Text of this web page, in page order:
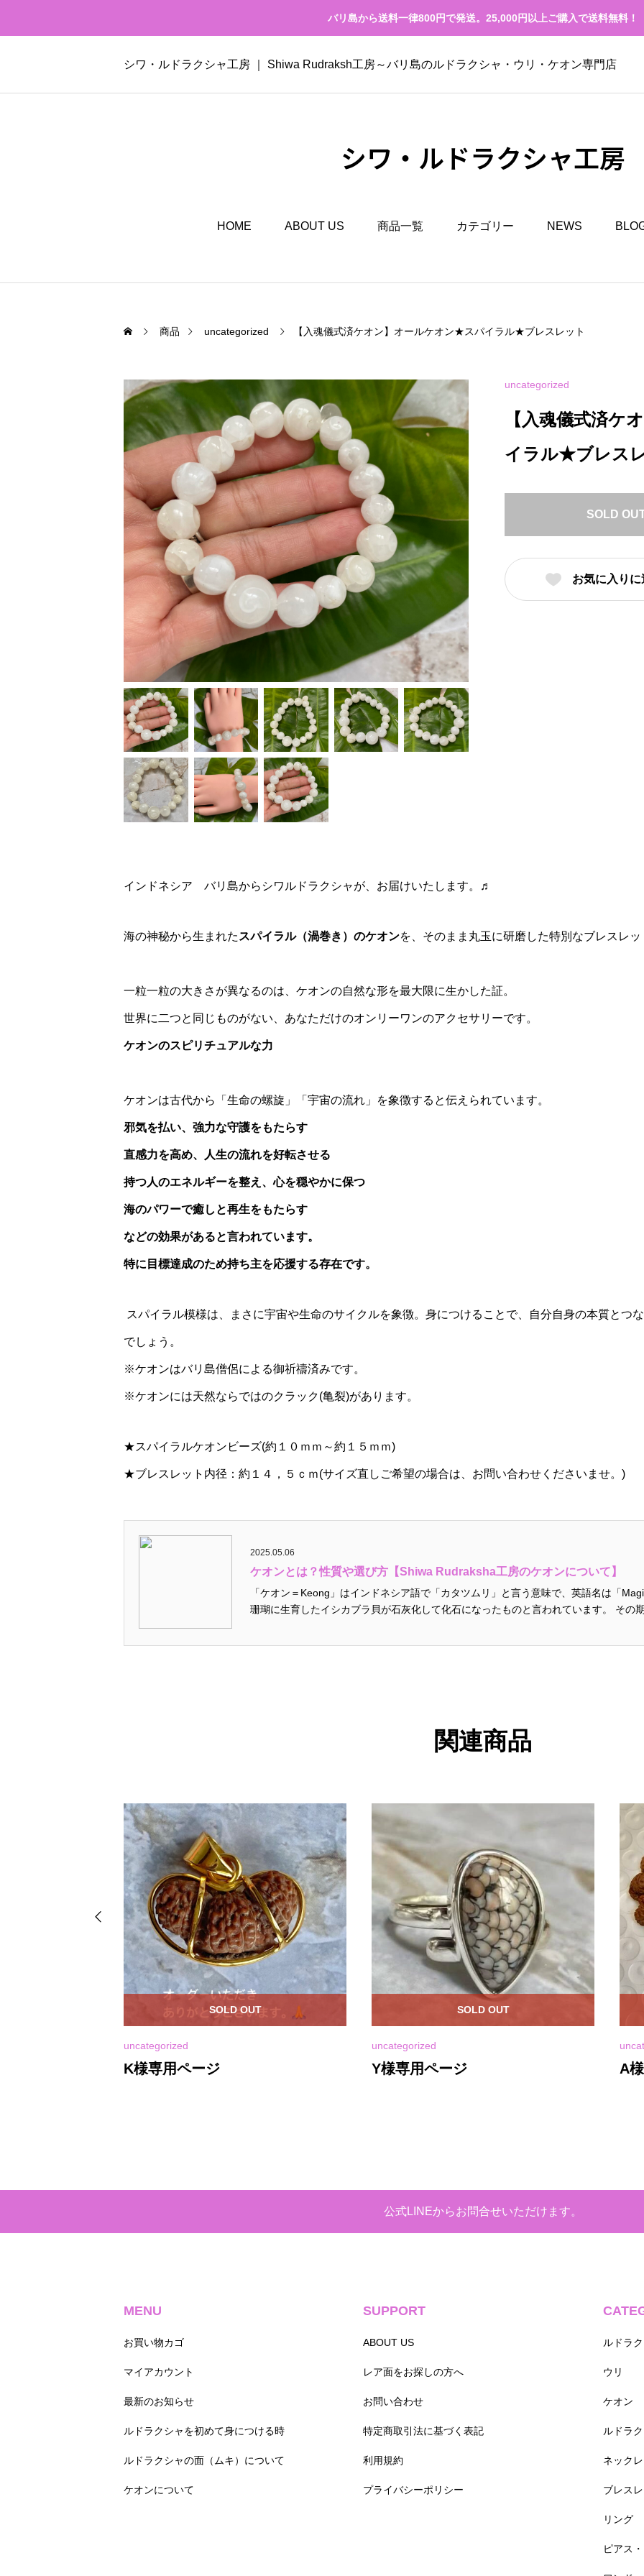
バリ島から送料一律800円で発送。25,000円以上ご購入で送料無料！
シワ・ルドラクシャ工房 ｜ Shiwa Rudraksh工房～バリ島のルドラクシャ・ウリ・ケオン専門店
シワ・ルドラクシャ工房
HOME ABOUT US 商品一覧 カテゴリー NEWS
商品 uncategorized 【入魂儀式済ケオン】オールケオン★スパイラル★ブレスレット
uncategorized
【入魂儀式済ケ
イラル★ブレス
SOLD
お気に入り
インドネシア バリ島からシワルドラクシャが、お届けいたします。♬
海の神秘から生まれた スパイラル（渦巻き）のケオンを、そのまま丸玉に研磨した特別なブレスレッ
一粒一粒の大きさが異なるのは、ケオンの自然な形を最大限に生かした証。
世界に二つと同じものがない、あなただけのオンリーワンのアクセサリーです。
ケオンのスピリチュアルな力
ケオンは古代から「生命の螺旋」「宇宙の流れ」を象徴すると伝えられています。
邪気を払い、強力な守護をもたらす
直感力を高め、人生の流れを好転させる
持つ人のエネルギーを整え、心を穏やかに保つ
海のパワーで癒しと再生をもたらす
などの効果があると言われています。
特に目標達成のため持ち主を応援する存在です。
スパイラル模様は、まさに宇宙や生命のサイクルを象徴。身につけることで、自分自身の本質とつ
でしょう。
※ケオンはバリ島僧侶による御祈禱済みです。
※ケオンには天然ならではのクラック(亀裂)があります。
★スパイラルケオンビーズ(約１０ｍｍ～約１５ｍｍ)
★ブレスレット内径：約１４，５ｃｍ(サイズ直しご希望の場合は、お問い合わせくださいませ。)
2025.05.06
ケオンとは？性質や選び方【Shiwa Rudraksha工房のケオンについて】
「ケオン＝Keong」はインドネシア語で「カタツムリ」と言う意味で、英語名は「
珊瑚に生育したイシカブラ貝が石灰化して化石になったものと言われています。 その
関連商品
uncategorized
K様専用ページ
SOLD OUT
uncategorized
Y様専用ページ
SOLD OUT
A
公式LINEからお問合せいただけます。
MENU
お買い物カゴ
マイアカウント
最新のお知らせ
ルドラクシャを初めて身につける時
ルドラクシャの面（ムキ）について
ケオンについて
SUPPORT
ABOUT US
レア面をお探しの方へ
お問い合わせ
特定商取引法に基づく表記
利用規約
プライバシーポリシー
ルドラ
ウリ
ケオン
ルドラ
ネック
ブレス
リング
ピアス